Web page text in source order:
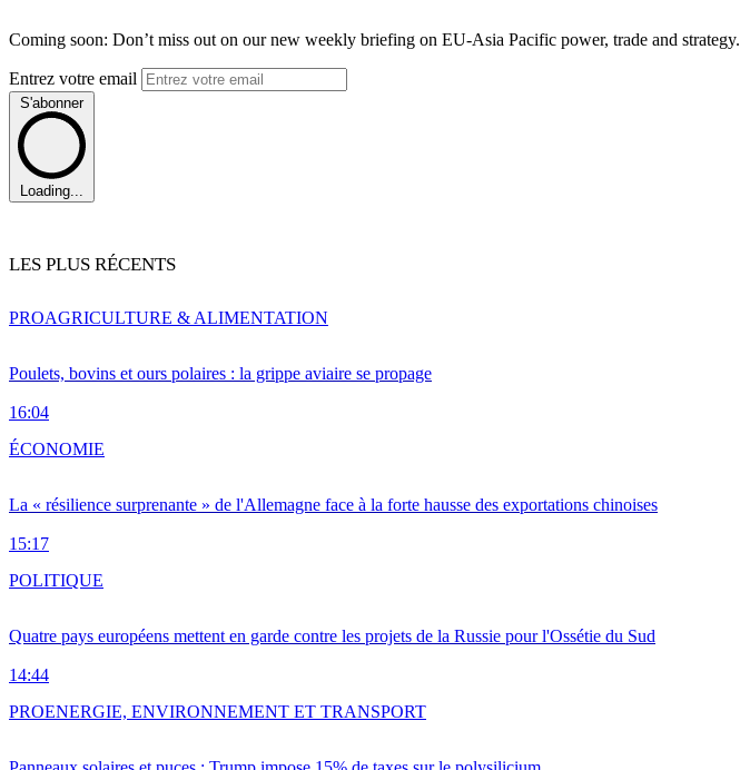
Coming soon: Don’t miss out on our new weekly briefing on EU-Asia Pacific power, trade and strategy.
Entrez votre email
S'abonner
Loading...
LES PLUS RÉCENTS
Poulets, bovins et ours polaires : la grippe aviaire se propage
16:04
PROAGRICULTURE & ALIMENTATION
La « résilience surprenante » de l'Allemagne face à la forte hausse des exportations chinoises
15:17
ÉCONOMIE
Quatre pays européens mettent en garde contre les projets de la Russie pour l'Ossétie du Sud
14:44
POLITIQUE
PROENERGIE, ENVIRONNEMENT ET TRANSPORT